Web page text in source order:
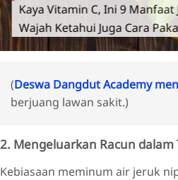
Kaya Vitamin C, Ini 9
Wajah Ketahui Juga Cara
(Deswa Dangdut Academy
berjuang lawan sakit.)
2. Mengeluarkan Racun dalam
Kebiasaan meminum air jeruk